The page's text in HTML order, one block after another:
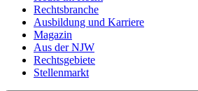
Rechtsbranche
Ausbildung und Karriere
Magazin
Aus der NJW
Rechtsgebiete
Stellenmarkt